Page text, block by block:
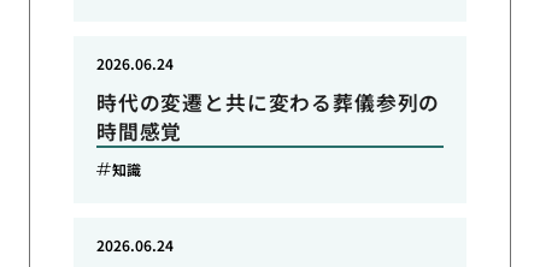
時代の変遷と共に変わる葬儀参列の
時間感覚
2026.06.24
知識
2026.06.24